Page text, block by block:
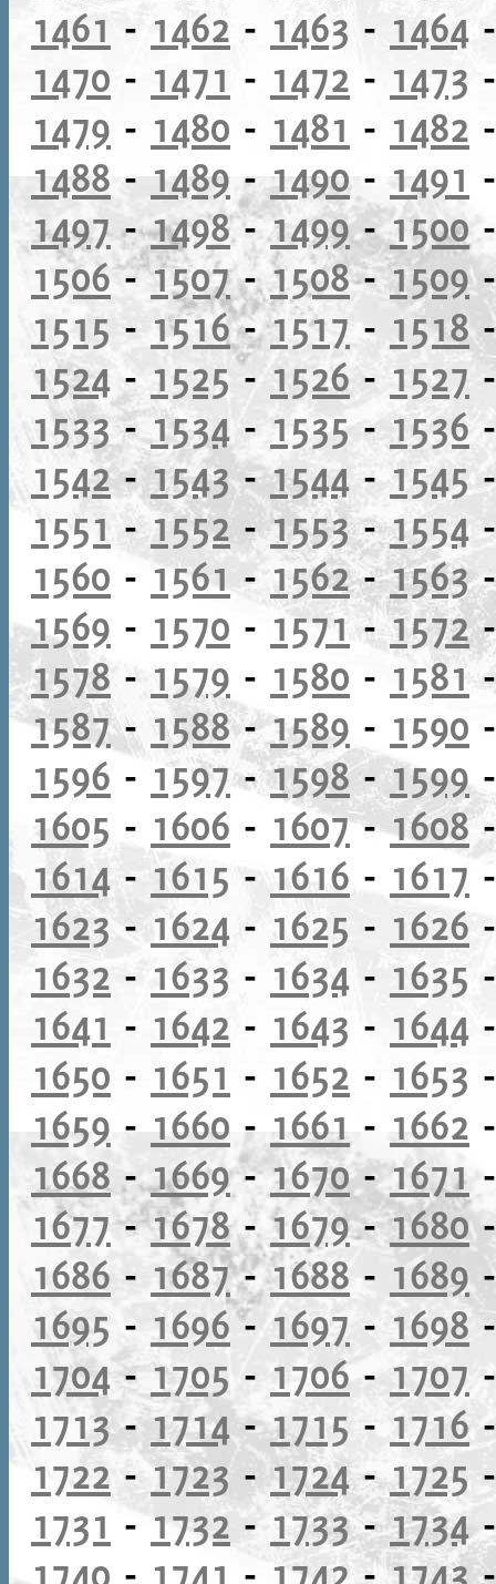
1461 - 1462 - 1463 - 1464
1470 - 1471 - 1472 - 1473
1479 - 1480 - 1481 - 1482
1488 - 1489 -1490- 1491
1497-1498-1499-1500
1506-1507-1508-1509
1515 - 1516-1517 - 1518
1524 - 1525- 1526-1527
1533-1534- 1535-1536
1542-1543-1544-1545
1551 -1552-1553-1554
1560 - 1561 -1562-1563
1569 - 1570 - 1571-1572
1578- 1579 - 1580 - 1581
1587- 1588-1589 - 1590
1596 - 1597-1598- 1599
1605 - 1606 - 1607-1608
1614 -1615 - 1616 - 1617
1623- 1624 - 1625 - 1626
1632 - 1633 - 1634 - 1635
1641 - 1642 - 1643 - 1644
1650 - 1651 - 1652 - 1653
1659 - 1660 - 1661 - 1662
1668 -1669-1670-1671
1677-1678- 1679-1680
1686 - 1687-1688 - 1689
1695 - 1696- 1697-1698
1704-1705 - 1706-1707
1713-1714-1715 - 1716
1722 -1723-1724-1725
1731 -1732-1733-1734
1740 - 1741 -1742-1743